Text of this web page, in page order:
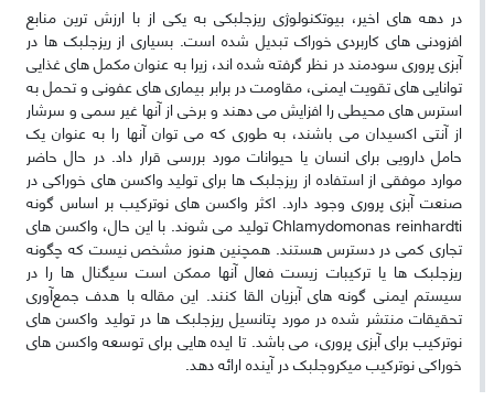
در دهه های اخیر، بیوتکنولوژی ریزجلبکی به یکی از با ارزش ترین منابع
افزودنی های کاربردی خوراک تبدیل شده است. بسیاری از ریزجلبک ها در
آبزی پروری سودمند در نظر گرفته شده اند، زیرا به عنوان مکمل های غذایی
توانایی های تقویت ایمنی، مقاومت در برابر بیماری های عفونی و تحمل به
استرس های محیطی را افزایش می دهند و برخی از آنها غیر سمی و سرشار
از آنتی اکسیدان می باشند، به طوری که می توان آنها را به عنوان یک
حامل دارویی برای انسان یا حیوانات مورد بررسی قرار داد. در حال حاضر
موارد موفقی از استفاده از ریزجلبک ها برای تولید واکسن های خوراکی در
صنعت آبزی پروری وجود دارد. اکثر واکسن های نوترکیب بر اساس گونه
Chlamydomonas reinhardti تولید می شوند. با این حال، واکسن های
تجاری کمی در دسترس هستند. همچنین هنوز مشخص نیست که چگونه
ریزجلبک ها یا ترکیبات زیست فعال آنها ممکن است سیگنال ها را در
سیستم ایمنی گونه های آبزیان القا کنند. این مقاله با هدف جمع‌آوری
تحقیقات منتشر شده در مورد پتانسیل ریزجلبک ها در تولید واکسن های
نوترکیب برای آبزی پروری، می باشد. تا ایده هایی برای توسعه واکسن های
خوراکی نوترکیب میکروجلبک در آینده ارائه دهد.